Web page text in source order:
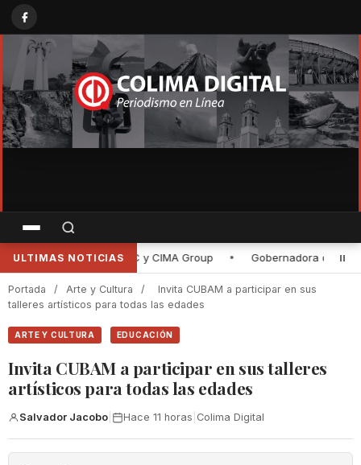
ULTIMAS NOTICIASde Colima entrega rehabilitación de la planta
Portada / Arte y Cultura /
Invita CUBAM a participar en sus
talleres artísticos para todas las edades
ARTE Y CULTURA EDUCACIÓN
Invita CUBAM a participar en sus talleres
artísticos para todas las edades
Salvador Jacobo Hace 11 horas Colima Digital